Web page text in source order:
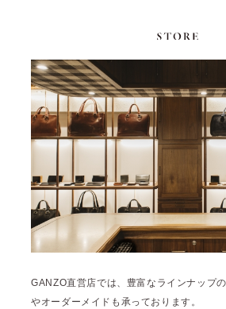
GANZO直営店では、豊富なラインナップ
やオーダーメイドも承っております。